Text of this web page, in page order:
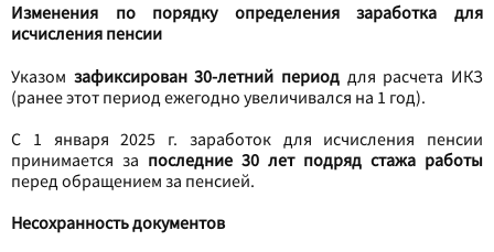
Изменения по порядку определения заработка для
исчисления пенсии
Указом зафиксирован 30-летний период для расчета ИКЗ
(ранее этот период ежегодно увеличивался на 1 год).
С 1 января 2025 г. заработок для исчисления пенсии
принимается за последние 30 лет подряд стажа работы
перед обращением за пенсией.
Несохранность документов